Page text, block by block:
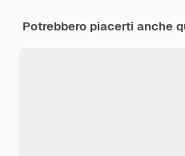
Potrebbero piacerti anche